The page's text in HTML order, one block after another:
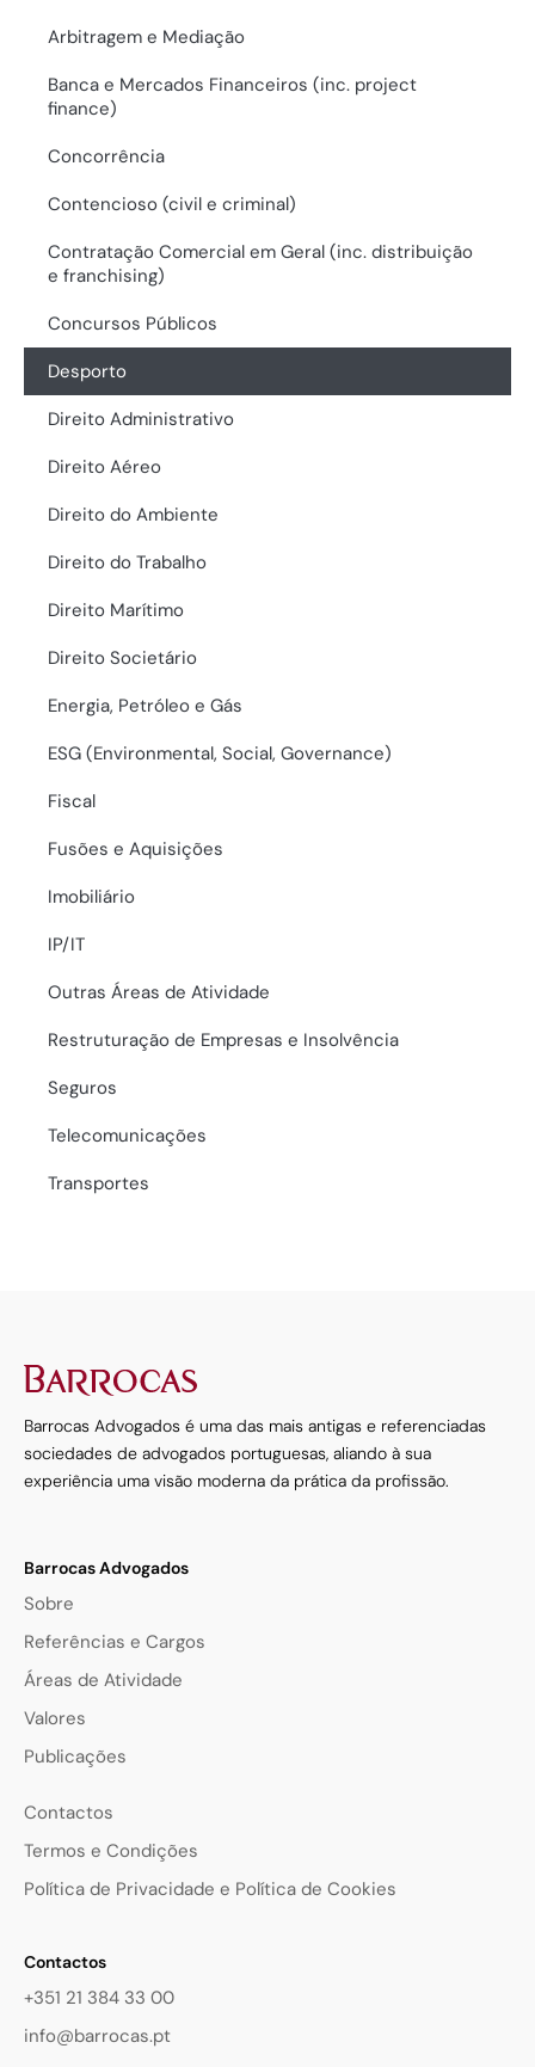
Arbitragem e Mediação
Banca e Mercados Financeiros (inc. project
finance)
Concorrência
Contencioso (civil e criminal)
Contratação Comercial em Geral (inc. distribuição
e franchising)
Concursos Públicos
Desporto
Direito Administrativo
Direito Aéreo
Direito do Ambiente
Direito do Trabalho
Direito Marítimo
Direito Societário
Energia, Petróleo e Gás
ESG (Environmental, Social, Governance)
Fiscal
Fusões e Aquisições
Imobiliário
IP/IT
Outras Áreas de Atividade
Restruturação de Empresas e Insolvência
Seguros
Telecomunicações
Transportes
Barrocas Advogados é uma das mais antigas e referenciadas
sociedades de advogados portuguesas, aliando à sua
experiência uma visão moderna da prática da profissão.
Barrocas Advogados
Sobre
Referências e Cargos
Áreas de Atividade
Valores
Publicações
Contactos
Termos e Condições
Política de Privacidade e Política de Cookies
Contactos
+351 21 384 33 00
info@barrocas.pt